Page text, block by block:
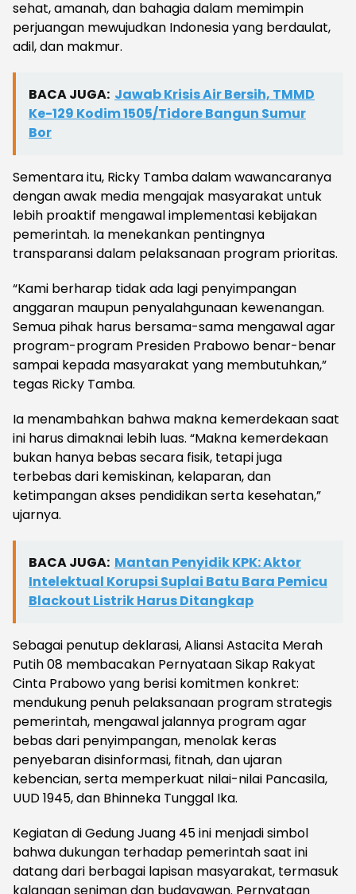
sehat, amanah, dan bahagia dalam memimpin
perjuangan mewujudkan Indonesia yang berdaulat,
adil, dan makmur.
BACA JUGA: Jawab Krisis Air Bersih, TMMD
Ke-129 Kodim 1505/Tidore Bangun Sumur
Bor
Sementara itu, Ricky Tamba dalam wawancaranya
dengan awak media mengajak masyarakat untuk
lebih proaktif mengawal implementasi kebijakan
pemerintah. Ia menekankan pentingnya
transparansi dalam pelaksanaan program prioritas.
“Kami berharap tidak ada lagi penyimpangan
anggaran maupun penyalahgunaan kewenangan.
Semua pihak harus bersama-sama mengawal agar
program-program Presiden Prabowo benar-benar
sampai kepada masyarakat yang membutuhkan,”
tegas Ricky Tamba.
Ia menambahkan bahwa makna kemerdekaan saat
ini harus dimaknai lebih luas. “Makna kemerdekaan
bukan hanya bebas secara fisik, tetapi juga
terbebas dari kemiskinan, kelaparan, dan
ketimpangan akses pendidikan serta kesehatan,”
ujarnya.
BACA JUGA: Mantan Penyidik KPK: Aktor
Intelektual Korupsi Suplai Batu Bara Pemicu
Blackout Listrik Harus Ditangkap
Sebagai penutup deklarasi, Aliansi Astacita Merah
Putih 08 membacakan Pernyataan Sikap Rakyat
Cinta Prabowo yang berisi komitmen konkret:
mendukung penuh pelaksanaan program strategis
pemerintah, mengawal jalannya program agar
bebas dari penyimpangan, menolak keras
penyebaran disinformasi, fitnah, dan ujaran
kebencian, serta memperkuat nilai-nilai Pancasila,
UUD 1945, dan Bhinneka Tunggal Ika.
Kegiatan di Gedung Juang 45 ini menjadi simbol
bahwa dukungan terhadap pemerintah saat ini
datang dari berbagai lapisan masyarakat, termasuk